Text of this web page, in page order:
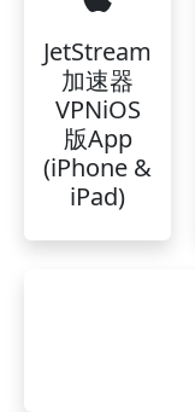
JetStream
加速器
VPNiOS
版App
(iPhone &
iPad)